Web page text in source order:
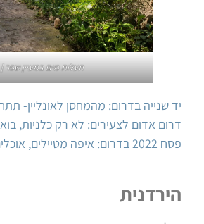
תעלות מים במעיין שפר |
יד שנייה בדרום: מהמחסן לאונליין-
דרום אדום לצעירים: לא רק כלניות,
פסח 2022 בדרום: איפה מטיילים, אוכלים ומבלים?
הירדנית